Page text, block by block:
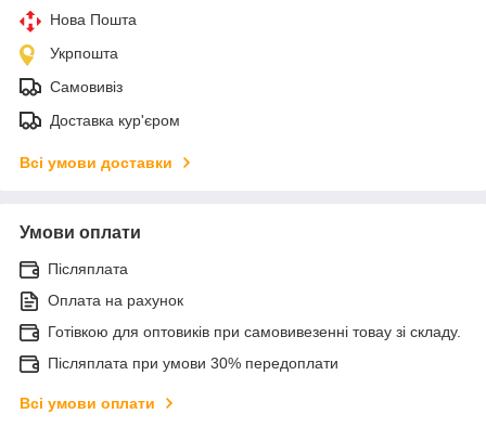
Нова Пошта
Укрпошта
Самовивіз
Доставка кур'єром
Всі умови доставки
Умови оплати
Післяплата
Оплата на рахунок
Готівкою для оптовиків при самовивезенні товау зі складу.
Післяплата при умови 30% передоплати
Всі умови оплати